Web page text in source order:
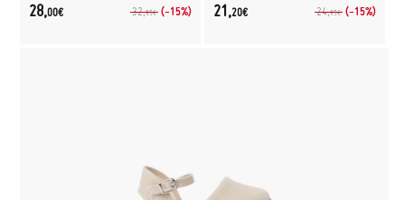
32,95€ (-15%)
28,00€ 24,95€ (-15%)
21,20€